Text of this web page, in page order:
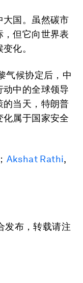
大国。虽然碳市
但它向世界表
化。
气候协定后，中
动中的全球领导
的当天，特朗普
化属于国家安全
Akshat Rathi,
发布，转载请注